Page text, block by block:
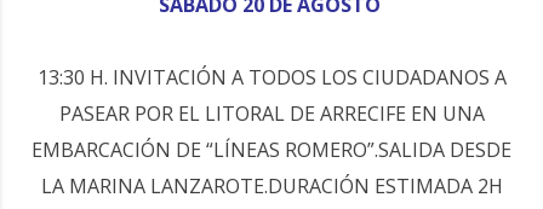
13:30 H. INVITACIÓN A TODOS LOS CIUDADANOS A
PASEAR POR EL LITORAL DE ARRECIFE EN UNA
EMBARCACIÓN DE “LÍNEAS ROMERO”.SALIDA DESDE
LA MARINA LANZAROTE.DURACIÓN ESTIMADA 2H